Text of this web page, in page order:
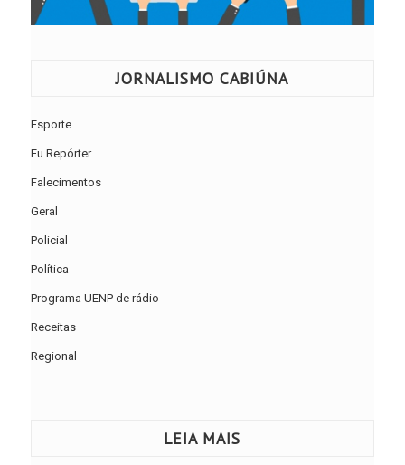
JORNALISMO CABIÚNA
Esporte
Eu Repórter
Falecimentos
Geral
Policial
Política
Programa UENP de rádio
Receitas
Regional
LEIA MAIS